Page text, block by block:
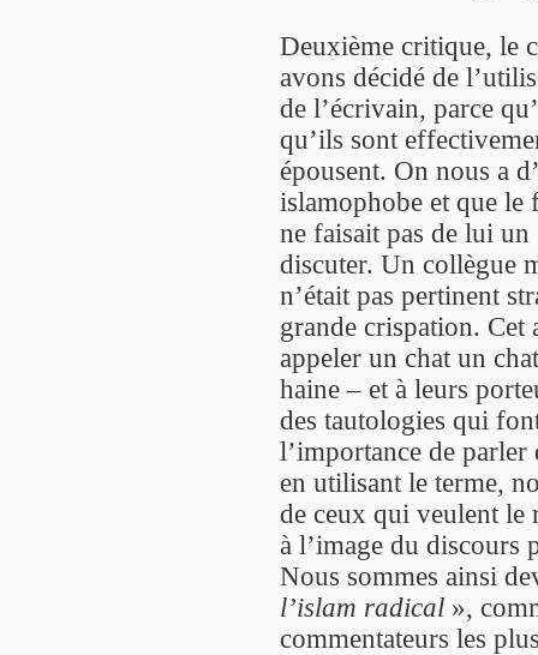
Deuxième critique, le
avons décidé de
de l’écrivain, parce
qu’ils sont
épousent. On nous a
islamophobe et que le
ne faisait pas de lui
discuter. Un collègue
n’était pas pertinent
grande crispation. Cet
appeler un chat un
haine – et à leurs
des tautologies qui
l’importance de
en utilisant le terme,
de ceux qui veulent le
à l’image du discours
Nous sommes ainsi
l’islam radical »,
commentateurs les